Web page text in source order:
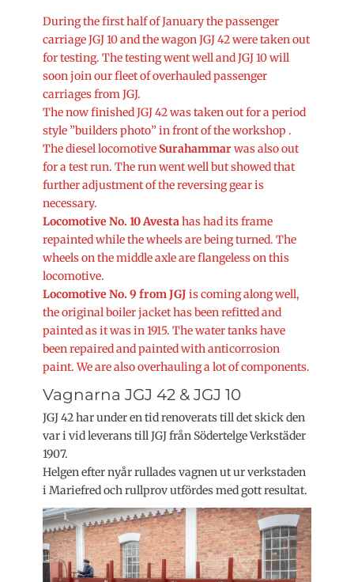
During the first half of January the passenger
carriage JGJ 10 and the wagon JGJ 42 were taken out
for testing. The testing went well and JGJ 10 will
soon join our fleet of overhauled passenger
carriages from JGJ.
The now finished JGJ 42 was taken out for a period
style ”builders photo” in front of the workshop .
The diesel locomotiveSurahammarwas also out
for a test run. The run went well but showed that
further adjustment of the reversing gear is
necessary.
Locomotive No. 10 Avestahas had its frame
repainted while the wheels are being turned. The
wheels on the middle axle are flangeless on this
locomotive.
Locomotive No. 9 from JGJ is coming along well,
the original boiler jacket has been refitted and
painted as it was in 1915. The water tanks have
been repaired and painted with anticorrosion
paint. We are also overhauling a lot of components.
Vagnarna JGJ 42 & JGJ 10
JGJ 42 har under en tid renoverats till det skick den
var i vid leverans till JGJ från Södertelge Verkstäder
1907.
Helgen efter nyår rullades vagnen ut ur verkstaden
i Mariefred och rullprov utfördes med gott resultat.